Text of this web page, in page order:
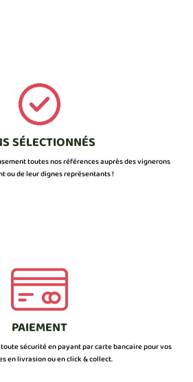
SÉLECTIONNÉS
toutes nos références auprès des vignerons
ou de leur dignes représentants !
PAIEMENT
sécurité en payant par carte bancaire pour vos
en livrasion ou en click & collect.